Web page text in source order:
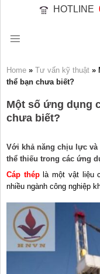
dung
HOTLINE
Home » Tư vấn kỹ thuật »
thể bạn chưa biết?
Một số ứng dụng
chưa biết?
Với khả năng chịu lực và
thể thiếu trong các ứng
Cáp théplà một vật liệu
nhiều ngành công nghiệp